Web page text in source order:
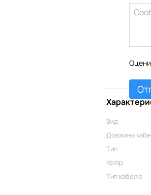
Вид
Довжина
Тип
Колір
Тип кабелю